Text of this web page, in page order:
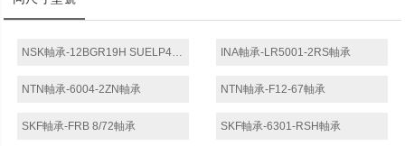
NSK軸承-12BGR19H SUELP4軸承 INA軸承-LR5001-2RS軸承
NTN軸承-6004-2ZN軸承 NTN軸承-F12-67軸承
SKF軸承-FRB 8/72軸承 SKF軸承-6301-RSH軸承